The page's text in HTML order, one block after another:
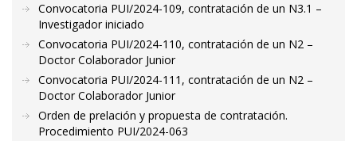
Convocatoria PUI/2024-109, contratación de un N3.1 –
Investigador iniciado
Convocatoria PUI/2024-110, contratación de un N2 –
Doctor Colaborador Junior
Convocatoria PUI/2024-111, contratación de un N2 –
Doctor Colaborador Junior
Orden de prelación y propuesta de contratación.
Procedimiento PUI/2024-063